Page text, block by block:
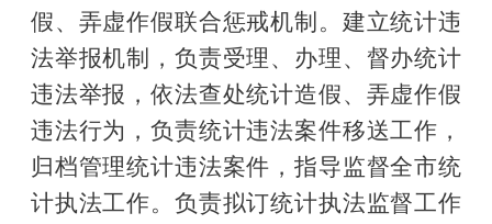
假、弄虚作假联合惩戒机制。建立统计违
法举报机制，负责受理、办理、督办统计
违法举报，依法查处统计造假、弄虚作假
违法行为，负责统计违法案件移送工作，
归档管理统计违法案件，指导监督全市统
计执法工作。负责拟订统计执法监督工作